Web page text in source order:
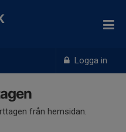
Logga in
från hemsidan.